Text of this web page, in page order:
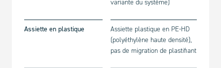
variante du système)
Assiette en plastique
Assiette plastique en PE-HD
(polyéthylène haute densité),
pas de migration de plastifiant